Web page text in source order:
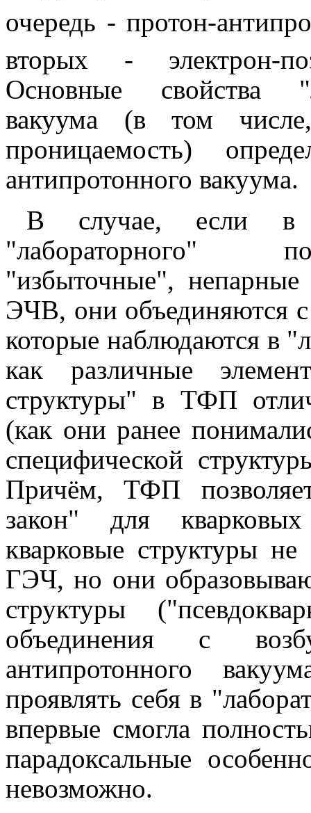
очередь - протон-
вторых - электрон-
Основные свойства
вакуума (в том числе,
проницаемость)
антипротонного вакуума.
В случае, если в
"лабораторного"
"избыточные",
ЭЧВ, они объединяются
которые наблюдаются в
как различные
структуры" в ТФП
(как они ранее
специфической
Причём, ТФП
закон" для
кварковые структуры
ГЭЧ, но они
структуры
объединения с
антипротонного
проявлять себя в
впервые смогла
парадоксальные
невозможно.